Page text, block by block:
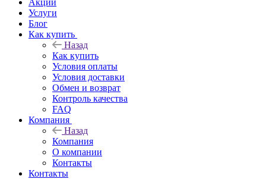
Акции
Услуги
Блог
Как купить
Назад
Как купить
Условия оплаты
Условия доставки
Обмен и возврат
Контроль качества
FAQ
Компания
Назад
Компания
О компании
Контакты
Контакты